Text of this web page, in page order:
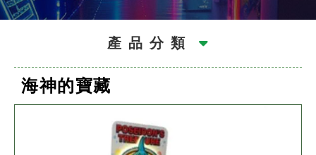
產品分類
海神的寶藏